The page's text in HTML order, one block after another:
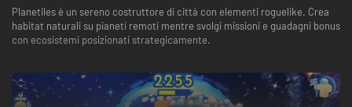
Planetiles è un sereno costruttore di città con elementi roguelike. Crea
habitat naturali su pianeti remoti mentre svolgi missioni e guadagni bonus
con ecosistemi posizionati strategicamente.